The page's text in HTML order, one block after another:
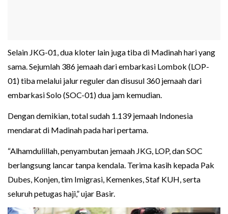
Selain JKG-01, dua kloter lain juga tiba di Madinah hari yang
sama. Sejumlah 386 jemaah dari embarkasi Lombok (LOP-
01) tiba melalui jalur reguler dan disusul 360 jemaah dari
embarkasi Solo (SOC-01) dua jam kemudian.
Dengan demikian, total sudah 1.139 jemaah Indonesia
mendarat di Madinah pada hari pertama.
“Alhamdulillah, penyambutan jemaah JKG, LOP, dan SOC
berlangsung lancar tanpa kendala. Terima kasih kepada Pak
Dubes, Konjen, tim Imigrasi, Kemenkes, Staf KUH, serta
seluruh petugas haji,” ujar Basir.